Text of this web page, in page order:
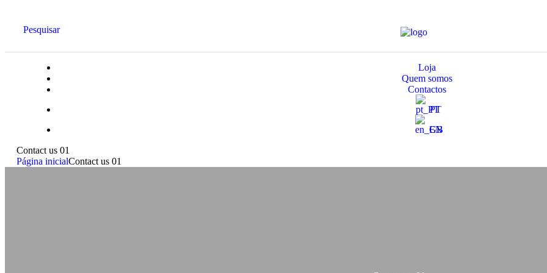
Pesquisar
Loja
Quem somos
Contactos
PT
EN
Contact us 01
Página inicialContact us 01